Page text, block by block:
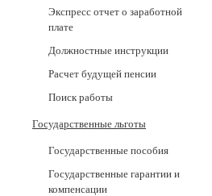
Экспресс отчет о заработной
плате
Должностные инструкции
Расчет будущей пенсии
Поиск работы
Государственные льготы
Государственные пособия
Государственные гарантии и
компенсации